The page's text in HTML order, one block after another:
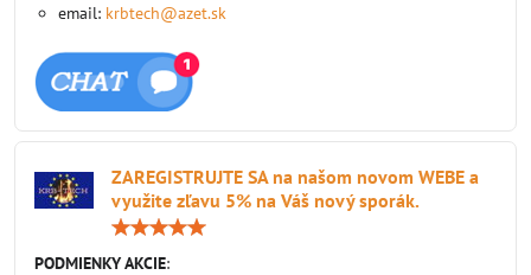
email: krbtech@azet.sk
ZAREGISTRUJTE SA na našom novom WEBE a
využite zľavu 5% na Váš nový sporák.
PODMIENKY AKCIE: